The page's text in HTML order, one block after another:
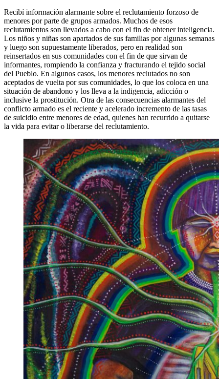
Recibí información alarmante sobre el reclutamiento forzoso de
menores por parte de grupos armados. Muchos de esos
reclutamientos son llevados a cabo con el fin de obtener inteligencia.
Los niños y niñas son apartados de sus familias por algunas semanas
y luego son supuestamente liberados, pero en realidad son
reinsertados en sus comunidades con el fin de que sirvan de
informantes, rompiendo la confianza y fracturando el tejido social
del Pueblo. En algunos casos, los menores reclutados no son
aceptados de vuelta por sus comunidades, lo que los coloca en una
situación de abandono y los lleva a la indigencia, adicción o
inclusive la prostitución. Otra de las consecuencias alarmantes del
conflicto armado es el reciente y acelerado incremento de las tasas
de suicidio entre menores de edad, quienes han recurrido a quitarse
la vida para evitar o liberarse del reclutamiento.